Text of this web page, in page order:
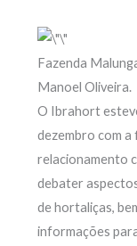
Fazenda
Manoel Oliveira.
O Ibrahort
dezembro com
relacionamento
debater
de hortaliças,
informações